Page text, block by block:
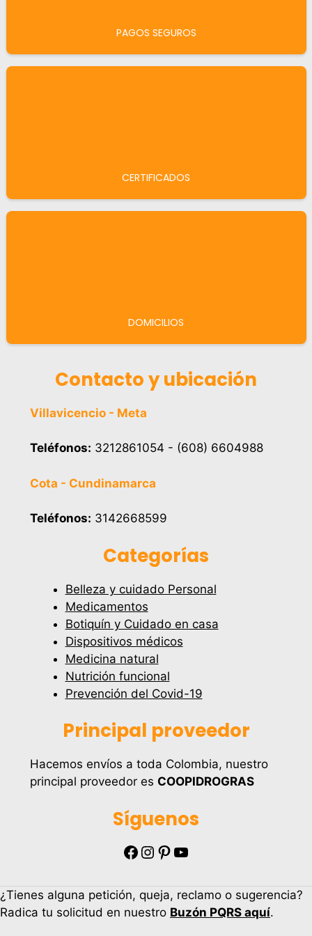
PAGOS SEGUROS
CERTIFICADOS
DOMICILIOS
Contacto y ubicación
Villavicencio - Meta
Teléfonos: 3212861054 - (608) 6604988
Cota - Cundinamarca
Teléfonos: 3142668599
Categorías
Belleza y cuidado Personal
Medicamentos
Botiquín y Cuidado en casa
Dispositivos médicos
Medicina natural
Nutrición funcional
Prevención del Covid-19
Principal proveedor
Hacemos envíos a toda Colombia, nuestro
principal proveedor es COOPIDROGRAS
Síguenos
Facebook Instagram Pinterest YouTube
¿Tienes alguna petición, queja, reclamo o sugerencia?
Radica tu solicitud en nuestro Buzón PQRS aquí.